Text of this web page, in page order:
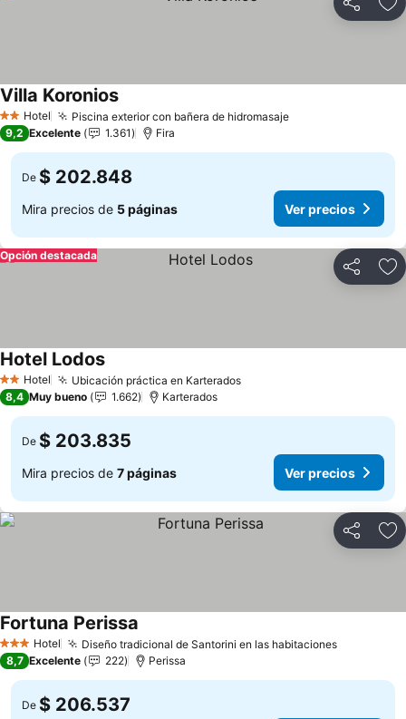
Compartir
2 Estrellas
Hotel Piscina exterior con bañera de hidromasajeVer precios
Villa KoroniosVer precios
9,2 Excelente 1.361 Fira
De $ 202.848
Mira precios de 5 páginas Ver precios
Compartir
Opción destacada
2 Estrellas
Hotel Ubicación práctica en KarteradosVer precios
Hotel LodosVer precios
8,4 Muy bueno 1.662 Karterados
De $ 203.835
Mira precios de 7 páginas Ver precios
Compartir
3 Estrellas
Hotel Diseño tradicional de Santorini en las habitacionesVer
Fortuna Perissa
8,7 Excelente 222 Perissa
De $ 206.537